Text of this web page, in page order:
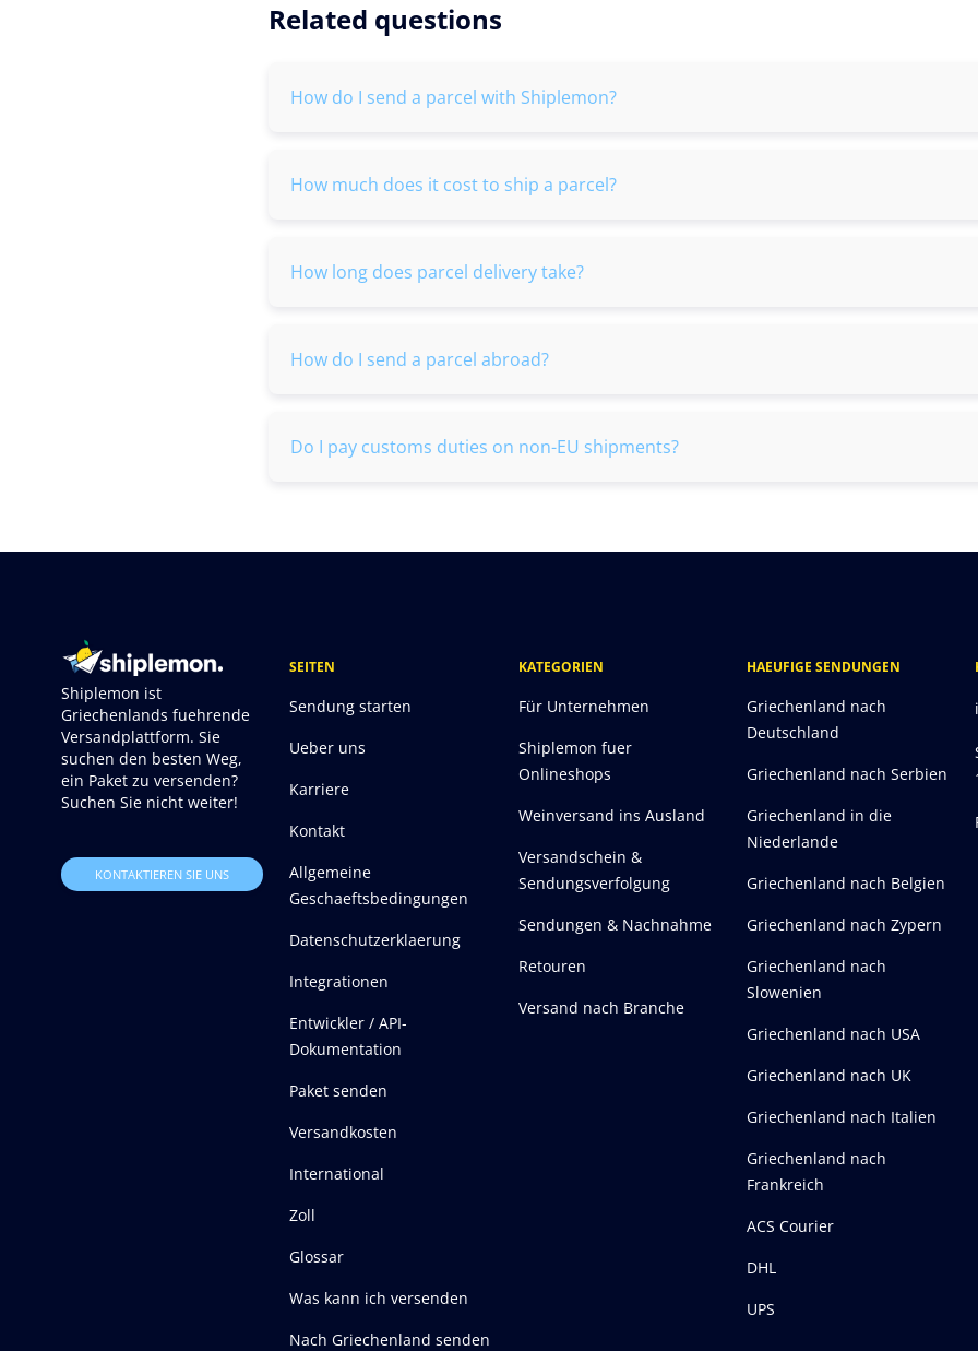
Related questions
How do I send a parcel with Shiplemon?
How much does it cost to ship a parcel?
How long does parcel delivery take?
How do I send a parcel abroad?
Do I pay customs duties on non-EU shipments?
Shiplemon ist
Griechenlands fuehrende
Versandplattform. Sie
suchen den besten Weg,
ein Paket zu versenden?
Suchen Sie nicht weiter!
KONTAKTIEREN SIE UNS
SEITEN
Sendung starten
Ueber uns
Karriere
Kontakt
Allgemeine
Geschaeftsbedingungen
Datenschutzerklaerung
Integrationen
Entwickler / API-
Dokumentation
Paket senden
Versandkosten
International
Zoll
Glossar
Was kann ich versenden
Nach Griechenland senden
KATEGORIEN
Für Unternehmen
Shiplemon fuer
Onlineshops
Weinversand ins Ausland
Versandschein &
Sendungsverfolgung
Sendungen & Nachnahme
Retouren
Versand nach Branche
HAEUFIGE SENDUNGEN
Griechenland nach
Deutschland
Griechenland nach Serbien
Griechenland in die
Niederlande
Griechenland nach Belgien
Griechenland nach Zypern
Griechenland nach
Slowenien
Griechenland nach USA
Griechenland nach UK
Griechenland nach Italien
Griechenland nach
Frankreich
ACS Courier
DHL
UPS